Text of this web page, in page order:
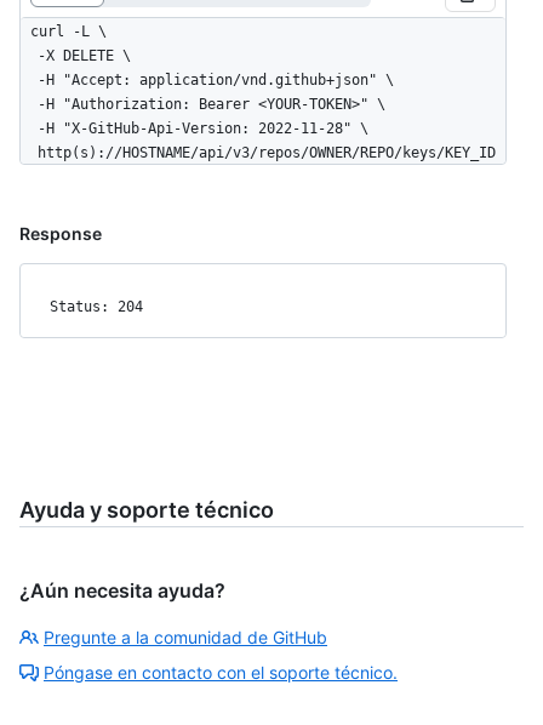
curl -L \
  http(s)://HOSTNAME/api/v3/repos/OWNER/REPO/keys/KEY_ID
Response
Status: 204
Ayuda y soporte técnico
¿Aún necesita ayuda?
Pregunte a la comunidad de GitHub
Póngase en contacto con el soporte técnico.